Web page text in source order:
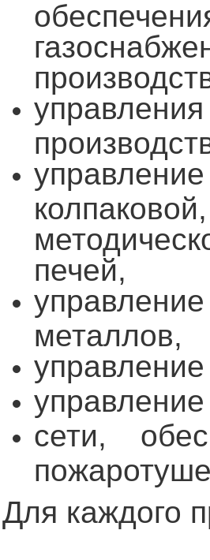
печей,
металлов,
сети,
Для каждого